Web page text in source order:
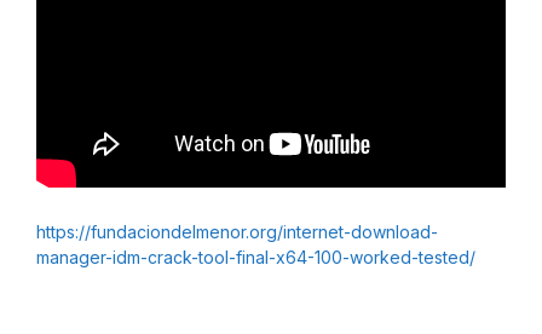
https://fundaciondelmenor.org/internet-download-
manager-idm-crack-tool-final-x64-100-worked-tested/